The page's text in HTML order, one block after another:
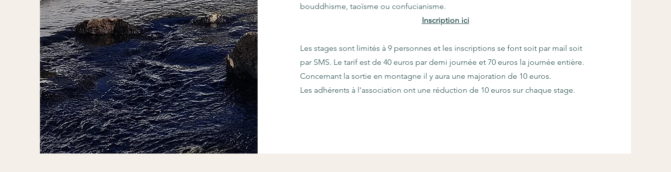
bouddhisme, taoïsme ou confucianisme.
Inscription ici
Les stages sont limités à 9 personnes et les inscriptions se font soit par mail soit
par SMS. Le tarif est de 40 euros par demi journée et 70 euros la journée entière.
Concernant la sortie en montagne il y aura une majoration de 10 euros.
Les adhérents à l'association ont une réduction de 10 euros sur chaque stage.